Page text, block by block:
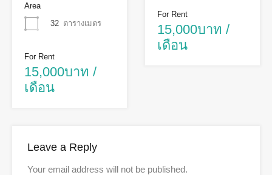
Area
32 ตารางเมตร
For Rent
15,000บาท /
เดือน
For Rent
15,000บาท /
เดือน
Leave a Reply
Your email address will not be published.